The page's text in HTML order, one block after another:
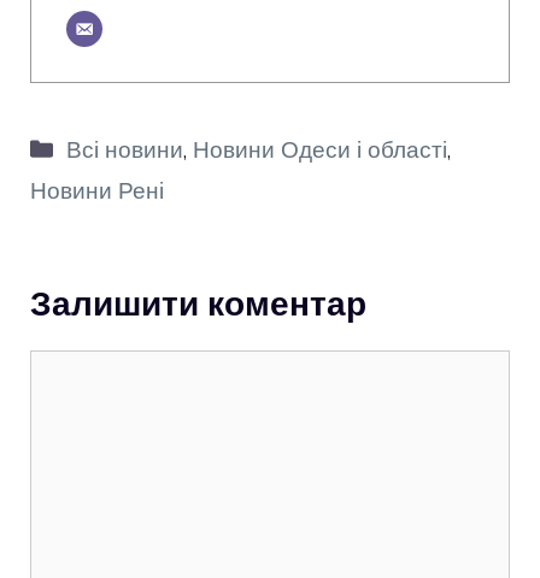
Категорії
Всі новини, Новини Одеси і області,
Новини Рені
Залишити коментар